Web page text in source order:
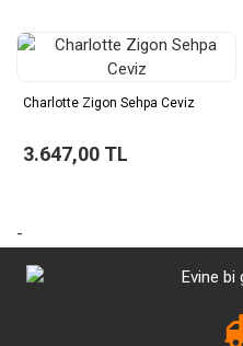
Charlotte Zigon Sehpa Ceviz
3.647,00 TL
-